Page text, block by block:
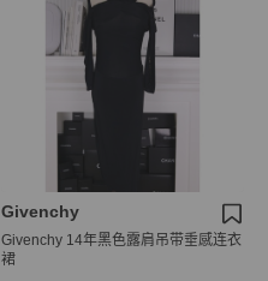
Givenchy
Givenchy 14年黑色露肩吊带垂感连衣
裙